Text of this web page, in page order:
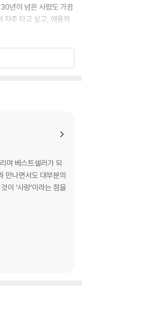
년이 넘은 사람도 가끔
자주 타고 싶고, 애용하
self-worth
approach to unde
on all aspects o
며 베스트셀러가 되
만나면서도 대부분의
이 ‘사랑’이라는 점을